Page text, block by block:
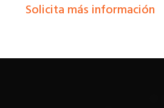
Solicita más información